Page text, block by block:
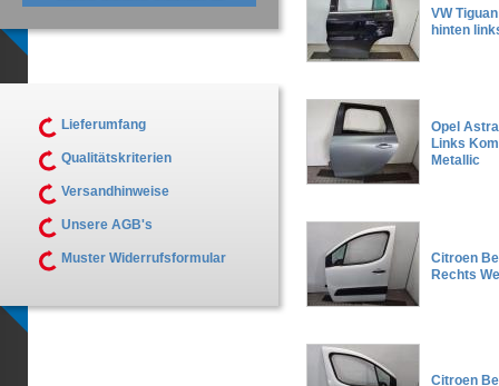
VW
hinten
Opel
Links
Metallic
Citroen
Rechts
Citroen
Lieferumfang
Qualitätskriterien
Versandhinweise
Unsere AGB's
Muster Widerrufsformular